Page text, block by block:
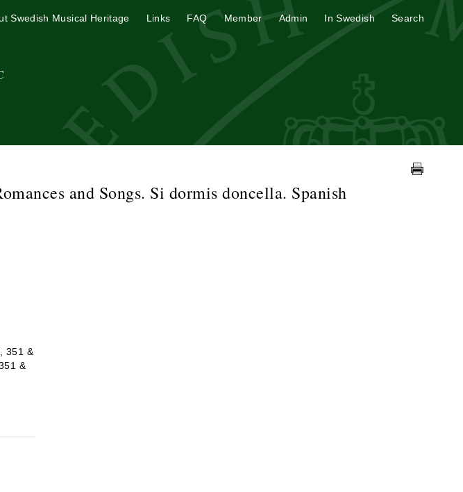
Swedish Musical Heritage Links FAQ Member Admin In Swedish Search
and Songs. Si dormis doncella. Spanish
351 &
&